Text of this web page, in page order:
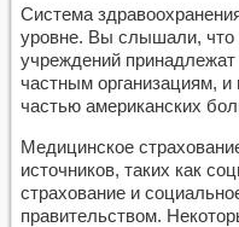
Система
уровне. Вы слышали, что
учреждений
частным организациям,
частью американских
Медицинское
источников, таких как
страхование и
правительством.